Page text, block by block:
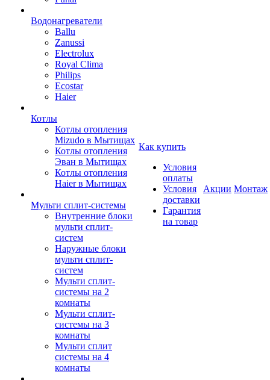
Водонагреватели
Ballu
Zanussi
Electrolux
Royal Clima
Philips
Ecostar
Haier
Котлы
Котлы отопления
Mizudo в Мытищах
Котлы отопления
Эван в Мытищах
Котлы отопления
Haier в Мытищах
Мульти сплит-системы
Внутренние блоки
мульти сплит-
систем
Наружные блоки
мульти сплит-
систем
Мульти сплит-
системы на 2
комнаты
Мульти сплит-
системы на 3
комнаты
Мульти сплит
системы на 4
комнаты
Как купить
Условия
оплаты
Условия
доставки
Гарантия
на товар
Акции Монтаж